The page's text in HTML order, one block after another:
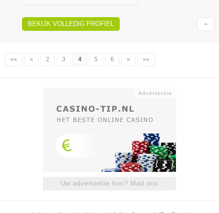
BEKIJK VOLLEDIG PROFIEL
«« « 2 3 4 5 6 » »»
Uw advertentie hier? Mail ons